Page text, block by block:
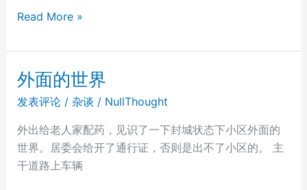
东
Read More »
外面的世界
发表评论 / 杂谈 / NullThought
外出给老人家配药，见识了一下封城状态下小区外面的
世界。居委会给开了通行证，否则是出不了小区的。 主
干道路上车辆